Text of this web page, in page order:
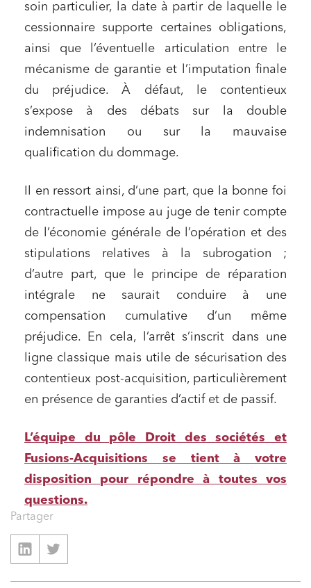
soin particulier, la date à partir de laquelle le
cessionnaire supporte certaines obligations,
ainsi que l’éventuelle articulation entre le
mécanisme de garantie et l’imputation finale
du préjudice. À défaut, le contentieux
s’expose à des débats sur la double
indemnisation ou sur la mauvaise
qualification du dommage.
Il en ressort ainsi, d’une part, que la bonne foi
contractuelle impose au juge de tenir compte
de l’économie générale de l’opération et des
stipulations relatives à la subrogation ;
d’autre part, que le principe de réparation
intégrale ne saurait conduire à une
compensation cumulative d’un même
préjudice. En cela, l’arrêt s’inscrit dans une
ligne classique mais utile de sécurisation des
contentieux post-acquisition, particulièrement
en présence de garanties d’actif et de passif.
L’équipe du pôle Droit des sociétés et
Fusions-Acquisitions se tient à votre
disposition pour répondre à toutes vos
questions.
Partager
Relations commerciales et contrats
Associations et acteurs de l’économie sociale et
solidaire
Media et édition
Immobilier et habitat
Entreprises du numérique
Établissements financiers
Mobilité et transport
Règlement des litiges
Droit du numérique, données et conformité
Relations sociales et droit du travail
Commande publique
Projets immobiliers